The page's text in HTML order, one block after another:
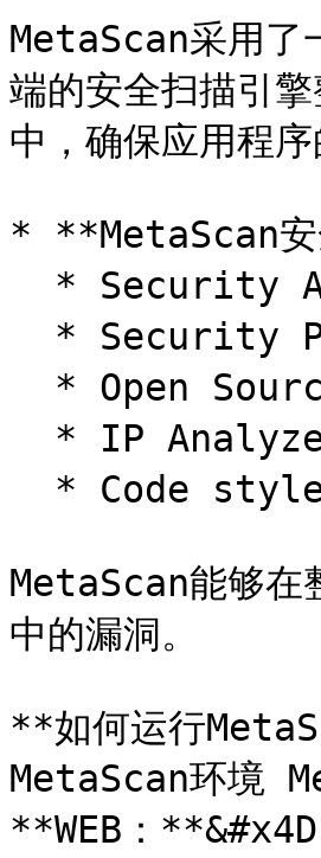
MetaScan采用了
端的安全扫描引
中，确保应用程
* **MetaScan安
MetaScan能够在
中的漏洞。
**如何运行
MetaScan环境
**WEB：